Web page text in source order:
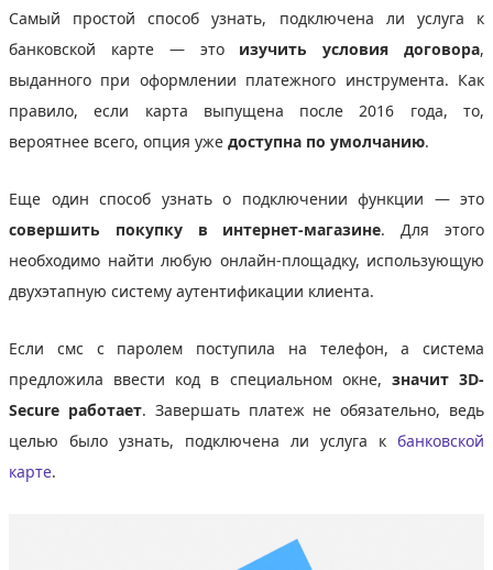
Самый простой способ узнать, подключена ли услуга к
банковской карте — это изучить условия договора,
выданного при оформлении платежного инструмента. Как
правило, если карта выпущена после 2016 года, то,
вероятнее всего, опция уже доступна по умолчанию.
Еще один способ узнать о подключении функции — это
совершить покупку в интернет-магазине. Для этого
необходимо найти любую онлайн-площадку, использующую
двухэтапную систему аутентификации клиента.
Если смс с паролем поступила на телефон, а система
предложила ввести код в специальном окне, значит 3D-
Secure работает. Завершать платеж не обязательно, ведь
целью было узнать, подключена ли услуга к банковской
карте.